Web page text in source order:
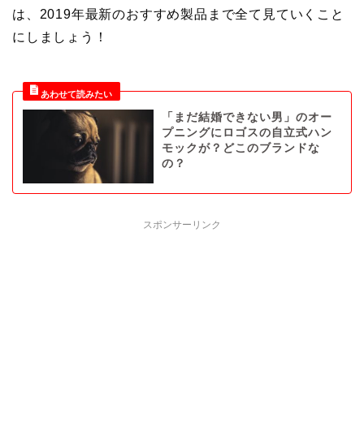
は、2019年最新のおすすめ製品まで全て見ていくこと
にしましょう！
「まだ結婚できない男」のオー
プニングにロゴスの自立式ハン
モックが？どこのブランドな
の？
スポンサーリンク